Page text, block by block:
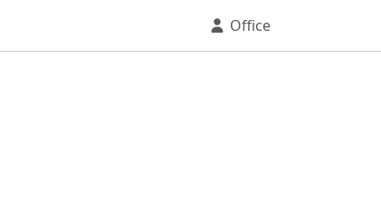
Office